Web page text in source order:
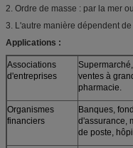
2. Ordre de masse : par la mer
3. L'autre manière dépendent
Applications :
Associations
d'entreprises
ventes à
pharmacie.
Organismes
financiers
Banques,
d'assurance,
de poste,